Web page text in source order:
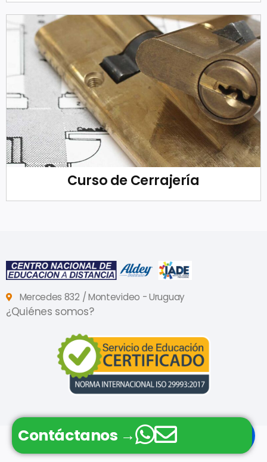
Curso de Cerrajería
Mercedes 832 / Montevideo - Uruguay
¿Quiénes somos?
© Copyright 2026 - Cursos a Distancia
Contáctanos →